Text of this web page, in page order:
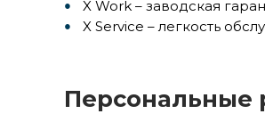
X Work – заводская
X Service – легкость
Персональные